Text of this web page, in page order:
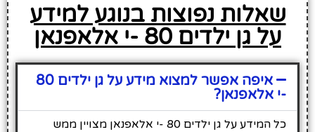
שאלות נפוצות בנוגע למידע
על גן ילדים 80 -י אלאפנאן
איפה אפשר למצוא מידע על גן ילדים 80
-י אלאפנאן?
כל המידע על גן ילדים 80 -י אלאפנאן מצויין ממש